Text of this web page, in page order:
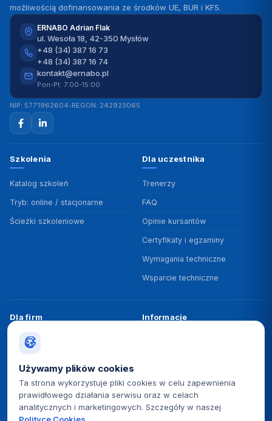
możliwością dofinansowania ze środków UE, BUR i KFS.
ERNABO Adrian Flak
ul. Wesoła 18, 42-350 Mysłów
+48 (34) 387 16 73
+48 (34) 387 16 74
kontakt@ernabo.pl
Pon-Pt: 7:00-15:00
NIP: 5771962604•REGON: 242923065
Szkolenia
Katalog szkoleń
Tryb: online / stacjonarne
Ścieżki szkoleniowe
Dla uczestnika
Trenerzy
FAQ
Opinie kursantów
Certyfikaty i egzaminy
Wymagania techniczne
Wsparcie techniczne
Dla firm
Szkolenia zamknięte
Badanie potrzeb
Rezerwacja terminu
Case studies B2B
Informacje
Polityka jakości ISO 9001
BUR / PIFS
Używamy plików cookies
Ta strona wykorzystuje pliki cookies w celu zapewnienia
prawidłowego działania serwisu oraz w celach
analitycznych i marketingowych. Szczegóły w naszej